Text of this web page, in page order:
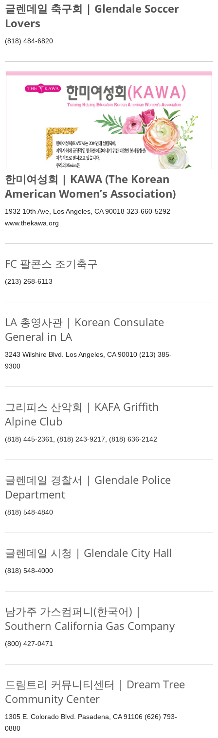
글렌데일 축구회 | Glendale Soccer
Lovers
(818) 484-6820
한미여성회 | KAWA (The Korean
American Women’s Association)
1932 10th Ave, Los Angeles, CA 90018 323-660-5292
www.thekawa.org
FC 팔콘스 조기축구
(213) 268-6113
LA 총영사관 | Korean Consulate
General in LA
3243 Wilshire Blvd. Los Angeles, CA 90010 (213) 385-
9300
그리피스 산악회 | KAFA Griffith
Alpine Club
(818) 445-2361, (818) 243-9217, (818) 636-2142
글렌데일 경찰서 | Glendale Police
Department
(818) 548-4840
글렌데일 시청 | Glendale City Hall
(818) 548-4000
남가주 가스컴퍼니(한국어) |
Southern California Gas Company
(800) 427-0471
드림트리 커뮤니티센터 | Dream Tree
Community Center
1305 E. Colorado Blvd. Pasadena, CA 91106 (626) 793-
0880